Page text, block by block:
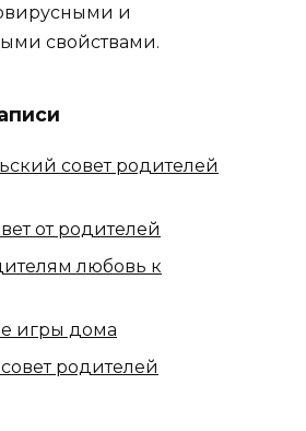
и
свойствами.
совет родителей
от родителей
любовь к
игры дома
родителей